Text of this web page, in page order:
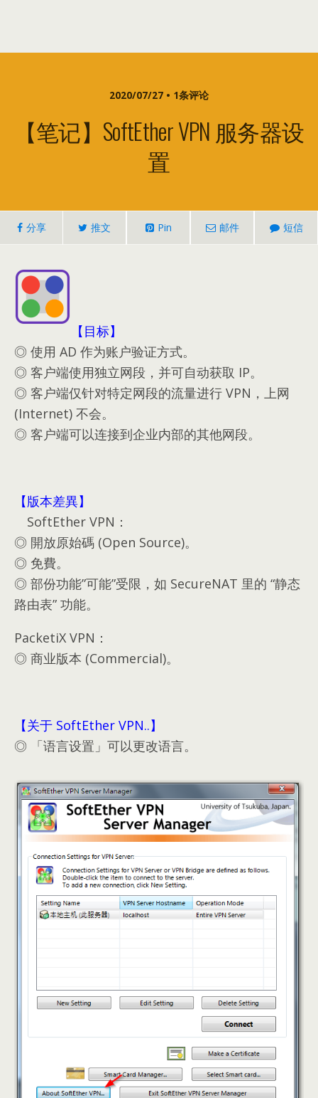
2020/07/27 • 1条评论
【笔记】SoftEther VPN 服务器设
置
分享 推文 Pin 邮件 短信
【目标】
◎ 使用 AD 作为账户验证方式。
◎ 客户端使用独立网段，并可自动获取 IP。
◎ 客户端仅针对特定网段的流量进行 VPN，上网
(Internet) 不会。
◎ 客户端可以连接到企业内部的其他网段。
【版本差異】
SoftEther VPN ：
◎ 開放原始碼 (Open Source)。
◎ 免費。
◎ 部份功能”可能”受限 ，如 SecureNAT 里的 “静态
路由表” 功能。
PacketiX VPN：
◎ 商业版本 (Commercial)。
【关于 SoftEther VPN..】
◎ 「语言设置」可以更改语言。